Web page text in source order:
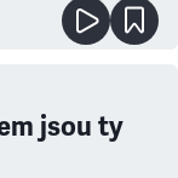
jsou ty